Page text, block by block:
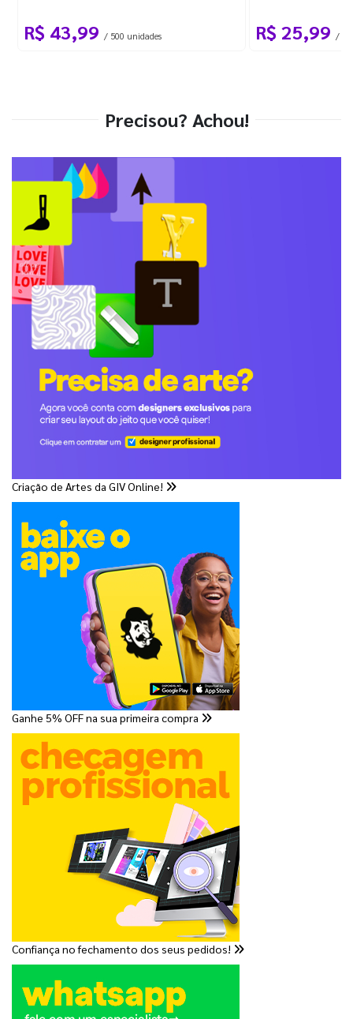
R$ 43,99 / 500 unidades R$ 25,99 / 1
Precisou? Achou!
Criação de Artes da GIV Online!
Ganhe 5% OFF na sua primeira compra
Confiança no fechamento dos seus pedidos!